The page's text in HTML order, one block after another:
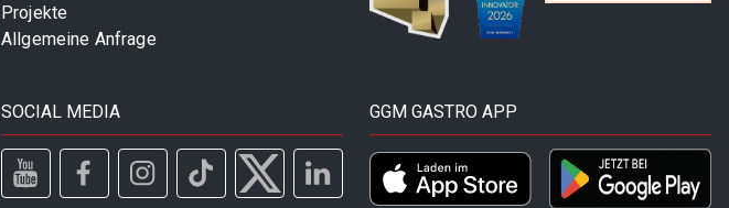
Projekte
Allgemeine Anfrage
SOCIAL MEDIA GGM GASTRO APP